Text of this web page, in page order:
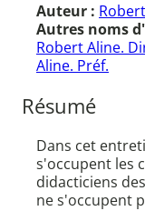
Auteur :
Autres noms
Robert Aline.
Aline. Préf.
Résumé
Dans cet
s'occupent les
didacticiens
ne s'occupent